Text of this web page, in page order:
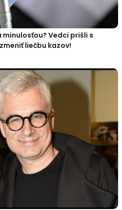
Vedci prišli s
liečbu kazov!